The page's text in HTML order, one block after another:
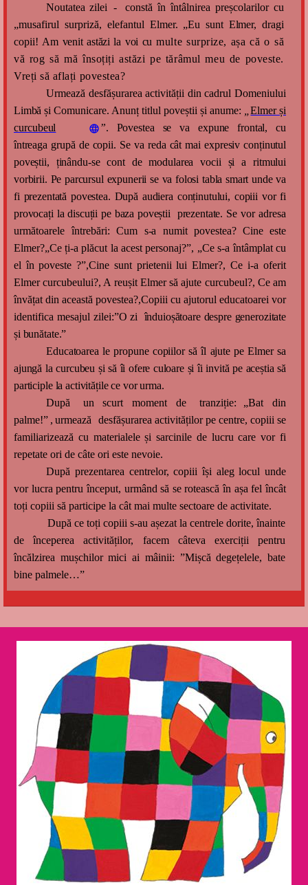
Noutatea zilei - constăîn întâlnirea preșcolarilor cu
„musafirul surpriză, elefantul Elmer. „Eu sunt Elmer, dragi
copii! Am venitastăzila voi cu multe surprize, așa că o să
vă rog să mă însoțiți astăzi pe tărâmul meu de poveste.
Vreți să aflați povestea?
Urmează desfășurareaactivității dincadrulDomeniului
Limbă și Comunicare. Anunț titlul poveștii și anume: „Elmer și
curcubeul
”. Povestea se va expune frontal, cu
întreaga grupă de copii. Se va reda cât mai expresiv conținutul
poveștii, ținându-se cont de modularea vocii și a ritmului
vorbirii. Pe parcursul expunerii se va folosi tabla smart unde va
fi prezentată povestea. După audiera conținutului, copiii vor fi
provocați la discuții pe baza poveștii prezentate. Se vor adresa
următoarele întrebări:Cum s-a numit povestea? Cine este
Elmer?„Ce ți-a plăcut la acest personaj?”, „Ce s-a întâmplatcu
el în poveste ?”,Cine sunt prietenii lui Elmer?, Ce i-a oferit
Elmer curcubeului?, A reușit Elmer să ajute curcubeul?, Ce am
învățat din această povestea?,Copiii cu ajutorul educatoarei vor
identifica mesajul zilei:”O zi înduioșătoare despre generozitate
și bunătate.”
Educatoarea le propune copiilor să îl ajute pe Elmer sa
ajungă la curcubeu și să îi ofere culoare și îi invită pe aceștia să
participle la activitățile ce vor urma.
După un scurt moment de tranziție: „Bat din
palme!”, urmează desfășurarea activităților pe centre, copiii se
familiarizează cu materialele și sarcinile de lucru care vor fi
repetate ori de câte ori este nevoie.
După prezentarea centrelor, copiii își aleg locul unde
vor lucra pentru început, urmând să se rotească în așa fel încât
toți copiii să participe la cât mai multe sectoare de activitate.
După ce toți copiii s-au așezat la centrele dorite, înainte
de începerea activităților, facem câteva exerciții pentru
încălzirea mușchilor mici ai mâinii: ”Mișcă degețelele, bate
bine palmele…”